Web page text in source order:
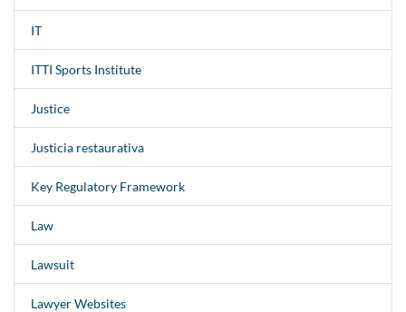
IT
ITTI Sports Institute
Justice
Justicia restaurativa
Key Regulatory Framework
Law
Lawsuit
Lawyer Websites